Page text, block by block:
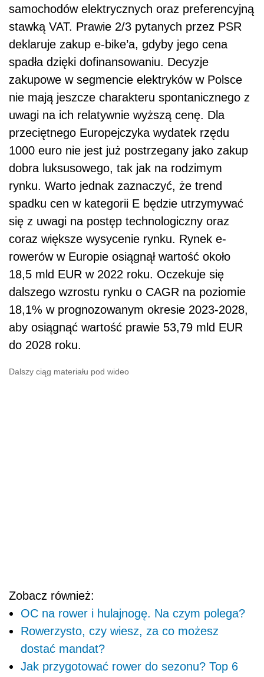
samochodów elektrycznych oraz preferencyjną
stawką VAT. Prawie 2/3 pytanych przez PSR
deklaruje zakup e-bike’a, gdyby jego cena
spadła dzięki dofinansowaniu. Decyzje
zakupowe w segmencie elektryków w Polsce
nie mają jeszcze charakteru spontanicznego z
uwagi na ich relatywnie wyższą cenę. Dla
przeciętnego Europejczyka wydatek rzędu
1000 euro nie jest już postrzegany jako zakup
dobra luksusowego, tak jak na rodzimym
rynku. Warto jednak zaznaczyć, że trend
spadku cen w kategorii E będzie utrzymywać
się z uwagi na postęp technologiczny oraz
coraz większe wysycenie rynku. Rynek e-
rowerów w Europie osiągnął wartość około
18,5 mld EUR w 2022 roku. Oczekuje się
dalszego wzrostu rynku o CAGR na poziomie
18,1% w prognozowanym okresie 2023-2028,
aby osiągnąć wartość prawie 53,79 mld EUR
do 2028 roku.
Dalszy ciąg materiału pod wideo
Zobacz również:
OC na rower i hulajnogę. Na czym polega?
Rowerzysto, czy wiesz, za co możesz
dostać mandat?
Jak przygotować rower do sezonu? Top 6